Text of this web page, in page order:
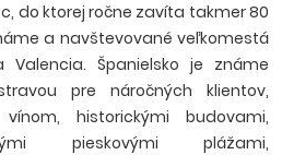
do ktorej ročne zavíta takmer 80
a navštevované veľkomestá
Španielsko je známe
pre náročných klientov,
historickými budovami,
pieskovými plážami,